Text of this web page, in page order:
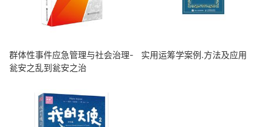
群体性事件应急管理与社会治理-
瓮安之乱到瓮安之治
实用运筹学案例.方法及应用